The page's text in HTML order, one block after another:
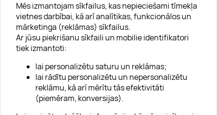
Mēs izmantojam sīkfailus, kas nepieciešami tīmekļa
vietnes darbībai, kā arī analītikas, funkcionālos un
mārketinga (reklāmas) sīkfailus.
Ar jūsu piekrišanu sīkfaili un mobilie identifikatori
tiek izmantoti:
lai personalizētu saturu un reklāmas;
lai rādītu personalizētu un nepersonalizētu
reklāmu, kā arī mērītu tās efektivitāti
(piemēram, konversijas).
Par "Lieliska dāvana"
Uzņēmumiem